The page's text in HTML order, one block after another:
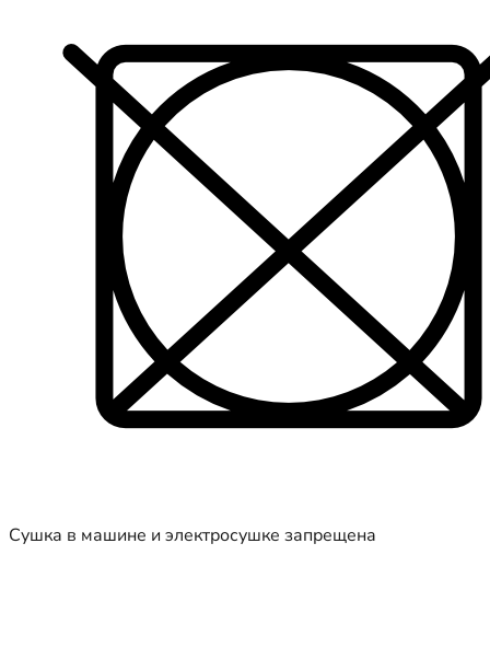
Сушка в машине и электросушке запрещена